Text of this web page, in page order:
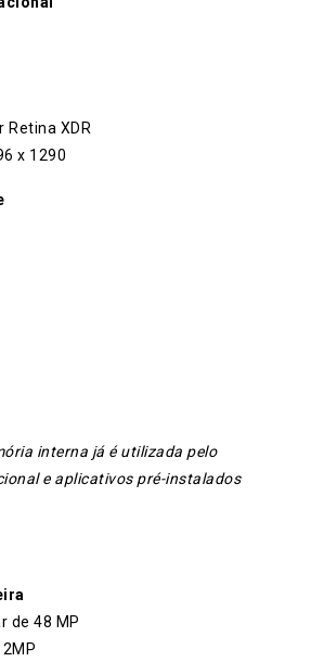
Retina XDR
x 1290
interna já é utilizada pelo
e aplicativos pré-instalados
de 48 MP